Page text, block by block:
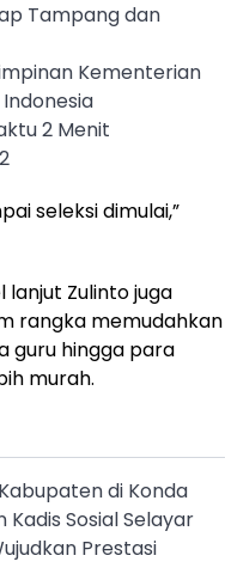
Tampang dan
Kementerian
2 Menit
seleksi dimulai,”
lanjut Zulinto juga
rangka memudahkan
guru hingga para
murah.
di Konda
Sosial Selayar
Prestasi